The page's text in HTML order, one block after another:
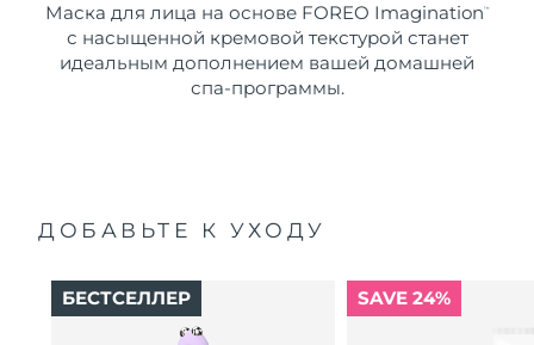
Маска для лица на основе FOREO Imagination ™
с насыщенной кремовой текстурой станет
идеальным дополнением вашей домашней
спа-программы.
ДОБАВЬТЕ К УХОДУ
БЕСТСЕЛЛЕР SAVE 24%